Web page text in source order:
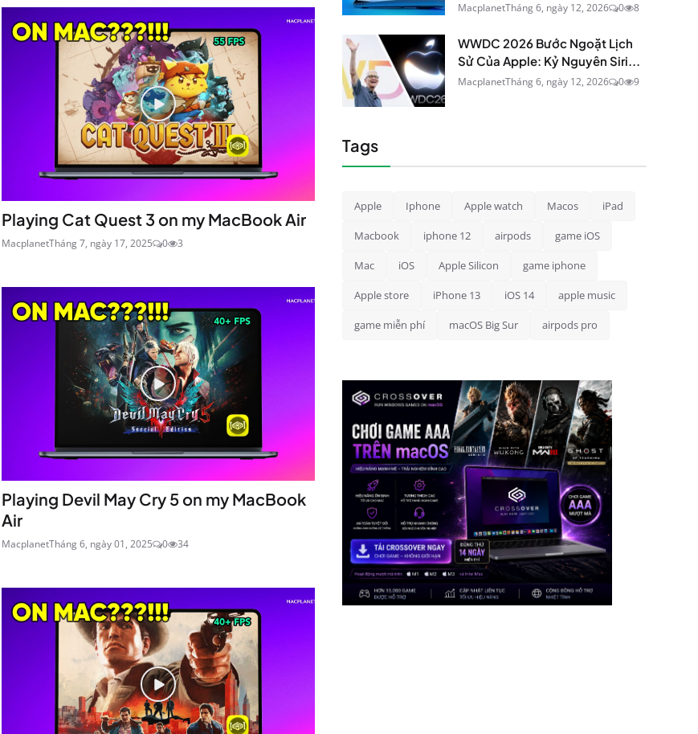
Playing Cat Quest 3 on my MacBook Air
MacplanetTháng 7, ngày 17, 2025 0 3
Playing Devil May Cry 5 on my MacBook
Air
MacplanetTháng 6, ngày 01, 2025 0 34
MacplanetTháng 6, ngày 12, 2026 0 8
WWDC 2026 Bước Ngoặt Lịch
Sử Của Apple: Kỷ Nguyên Siri...
MacplanetTháng 6, ngày 12, 2026 0 9
Tags
Apple Iphone Apple watch Macos iPad
Macbook iphone 12 airpods game iOS
Mac iOS Apple Silicon game iphone
Apple store iPhone 13 iOS 14 apple music
game miễn phí macOS Big Sur airpods pro